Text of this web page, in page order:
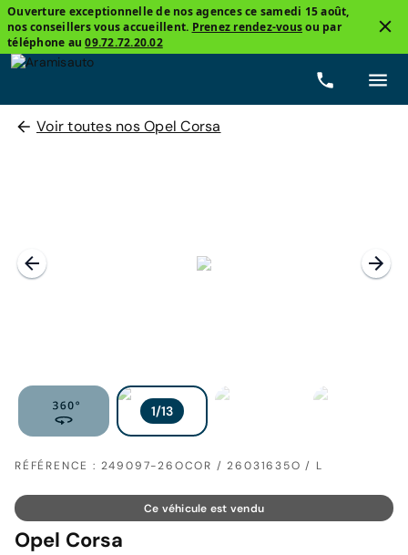
Ouverture exceptionnelle de nos agences ce samedi 15 août,
nos conseillers vous accueillent. Prenez rendez-vousou par
téléphone au09.72.72.20.02
Voir toutes nos Opel Corsa
RÉFÉRENCE : 249097-26OCOR / 26031635O / L
Ce véhicule est vendu
Opel Corsa